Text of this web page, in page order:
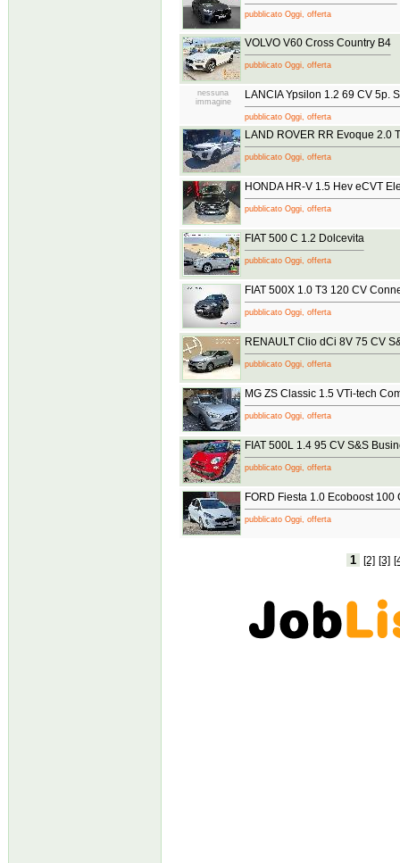
pubblicato Oggi, offerta
VOLVO V60 Cross Country B4
pubblicato Oggi, offerta
nessuna
immagine
LANCIA Ypsilon 1.2 69 CV 5p.
pubblicato Oggi, offerta
LAND ROVER RR Evoque 2.0
pubblicato Oggi, offerta
HONDA HR-V 1.5 Hev eCVT
pubblicato Oggi, offerta
FIAT 500 C 1.2 Dolcevita
pubblicato Oggi, offerta
FIAT 500X 1.0 T3 120 CV
pubblicato Oggi, offerta
RENAULT Clio dCi 8V 75 CV
pubblicato Oggi, offerta
MG ZS Classic 1.5 VTi-tech
pubblicato Oggi, offerta
FIAT 500L 1.4 95 CV S&S
pubblicato Oggi, offerta
FORD Fiesta 1.0 Ecoboost 100
pubblicato Oggi, offerta
1 [2] [3]